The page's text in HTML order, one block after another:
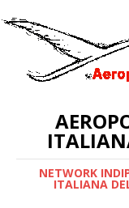
NETWORK
ITALIANA